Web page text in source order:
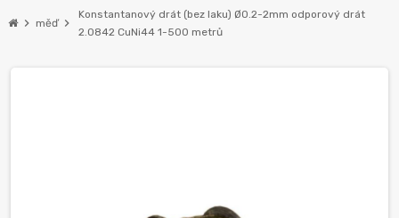
chevron_right měď chevron_right
Konstantanový drát (bez laku) Ø0.2-2mm odporový drát
2.0842 CuNi44 1-500 metrů